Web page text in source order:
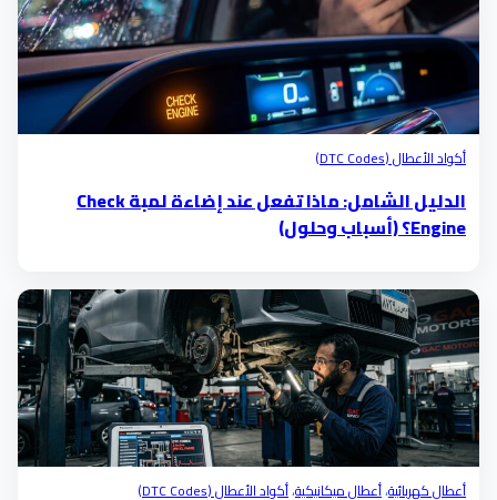
أكواد الأعطال (DTC Codes)
الدليل الشامل: ماذا تفعل عند إضاءة لمبة Check
Engine؟ (أسباب وحلول)
أعطال كهربائية،أعطال ميكانيكية،أكواد الأعطال (DTC Codes)